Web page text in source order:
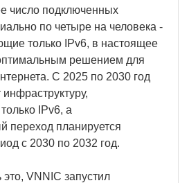
число подключенных
по четыре на человека -
только IPv6, в настоящее
решением для
С 2025 по 2030 год
IPv6, а
переход планируется
с 2030 по 2032 год.
VNNIC запустил